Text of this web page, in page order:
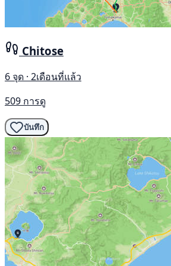
Chitose
6 จุด · 2เดือนที่แล้ว
509 การดู
บันทึก